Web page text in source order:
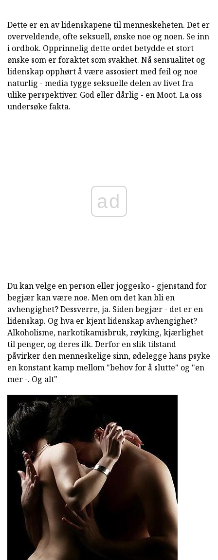
Dette er en av lidenskapene til menneskeheten. Det er
overveldende, ofte seksuell, ønske noe og noen. Se inn
i ordbok. Opprinnelig dette ordet betydde et stort
ønske som er foraktet som svakhet. Nå sensualitet og
lidenskap opphørt å være assosiert med feil og noe
naturlig - media tygge seksuelle delen av livet fra
ulike perspektiver. God eller dårlig - en Moot. La oss
undersøke fakta.
ad
Du kan velge en person eller joggesko - gjenstand for
begjær kan være noe. Men om det kan bli en
avhengighet? Dessverre, ja. Siden begjær - det er en
lidenskap. Og hva er kjent lidenskap avhengighet?
Alkoholisme, narkotikamisbruk, røyking, kjærlighet
til penger, og deres ilk. Derfor en slik tilstand
påvirker den menneskelige sinn, ødelegge hans psyke
en konstant kamp mellom "behov for å slutte" og "en
mer -. Og alt"